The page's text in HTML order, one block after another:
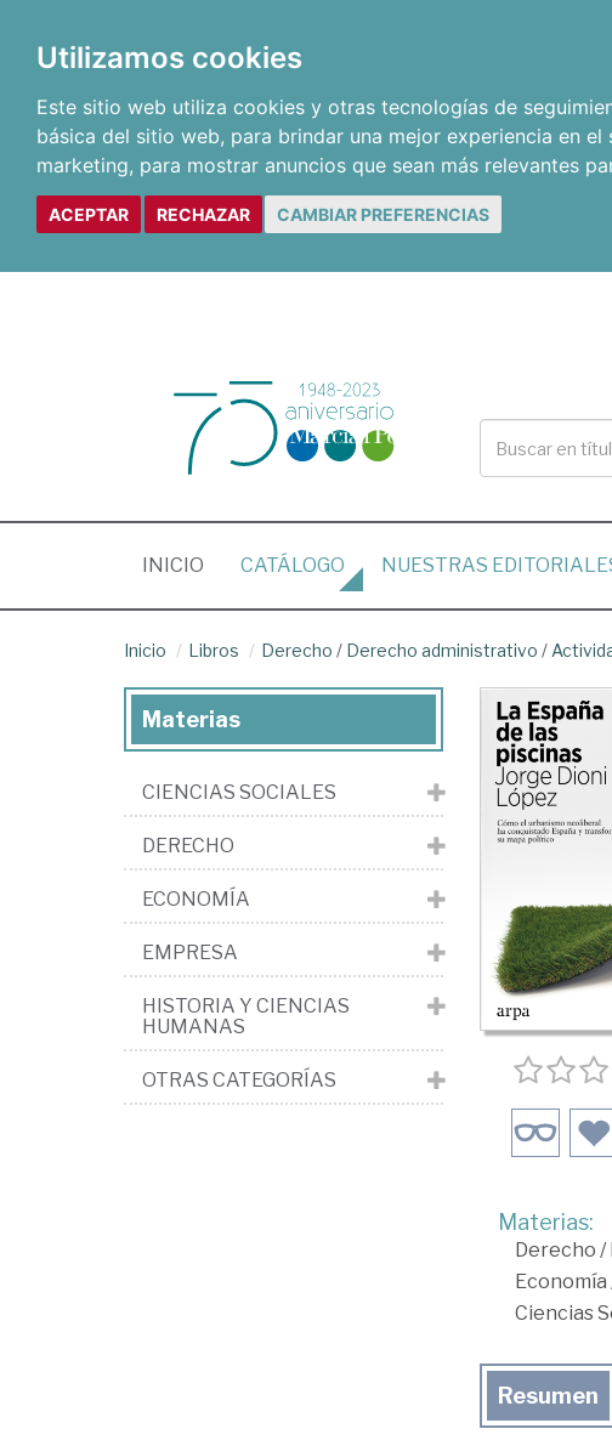
Utilizamos cookies
Este sitio web utiliza cookies y otras tecnologías de
básica del sitio web, para brindar una mejor experiencia en el
marketing, para mostrar anuncios que sean más relevantes
ACEPTAR RECHAZAR CAMBIAR PREFERENCIAS
INICIO (CURRENT)
CATÁLOGO NUESTRAS
Inicio Libros Derecho / Derecho administrativo /
Materias:
Derecho /
Economía
Ciencias
Resumen
Materias
CIENCIAS SOCIALES
DERECHO
ECONOMÍA
EMPRESA
HISTORIA Y CIENCIAS
HUMANAS
OTRAS CATEGORÍAS